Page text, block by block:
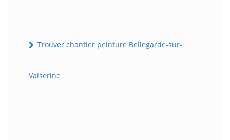
Trouver chantier peinture Bellegarde-sur-
Valserine